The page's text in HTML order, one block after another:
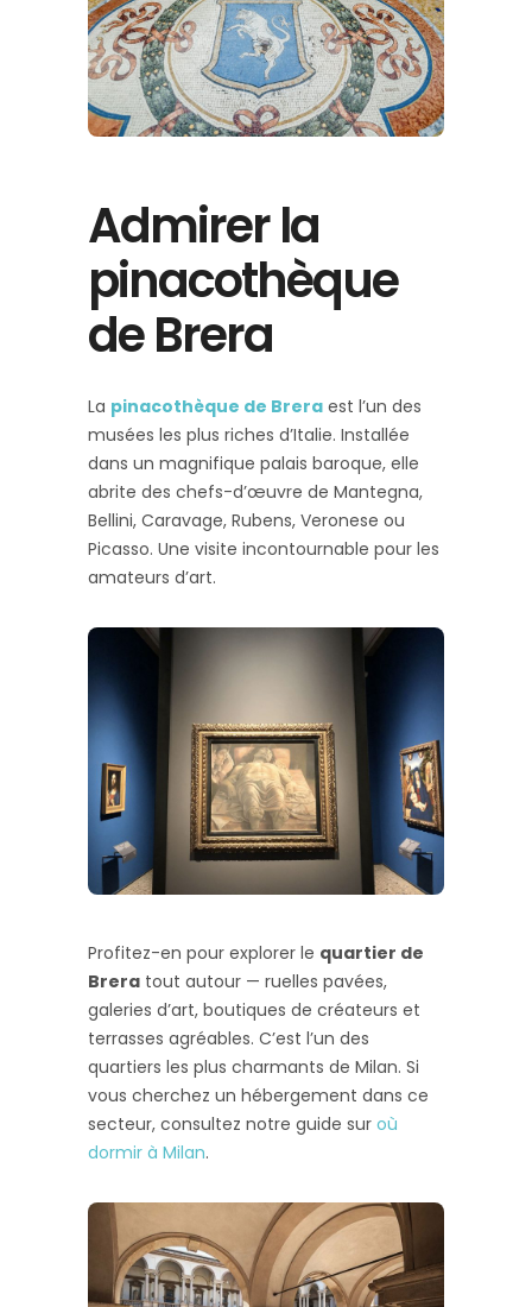
Admirer la
pinacothèque
de Brera
La pinacothèque de Brera est l’un des
musées les plus riches d’Italie. Installée
dans un magnifique palais baroque, elle
abrite des chefs-d’œuvre de Mantegna,
Bellini, Caravage, Rubens, Veronese ou
Picasso. Une visite incontournable pour les
amateurs d’art.
Profitez-en pour explorer le quartier de
Brera tout autour — ruelles pavées,
galeries d’art, boutiques de créateurs et
terrasses agréables. C’est l’un des
quartiers les plus charmants de Milan. Si
vous cherchez un hébergement dans ce
secteur, consultez notre guide sur où
dormir à Milan.